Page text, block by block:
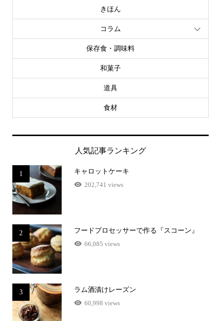
きほん
コラム
保存食・調味料
和菓子
道具
食材
人気記事ランキング
1
キャロットケーキ
202,741 views
2
フードプロセッサーで作る『スコーン』
66,085 views
3
ラム酒漬けレーズン
60,998 views